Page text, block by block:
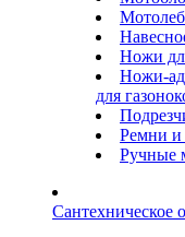
Ножи
Ножи-
для
Ремни и
Ручные
Сантехническое